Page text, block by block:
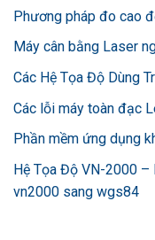
Phương pháp đo cao
Máy cân bằng Laser
Các Hệ Tọa Độ Dùng
Các lỗi máy toàn đạc
Phần mềm ứng dụng
Hệ Tọa Độ VN-2000 –
vn2000 sang wgs84